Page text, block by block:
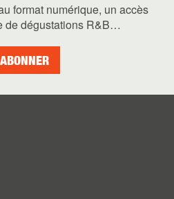
format numérique, un accès
de dégustations R&B…